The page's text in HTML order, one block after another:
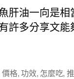
肝油一向是
許多分享文
價格,功效, 怎麼吃,